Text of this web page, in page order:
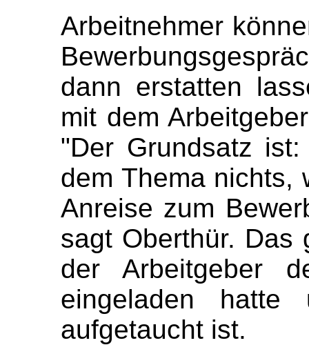
Arbeitnehmer
dann erstatten
mit dem
"Der Grundsatz
dem Thema nichts,
Anreise zum
sagt Oberthür. Das
der Arbeitgeber
eingeladen hatte
aufgetaucht ist.